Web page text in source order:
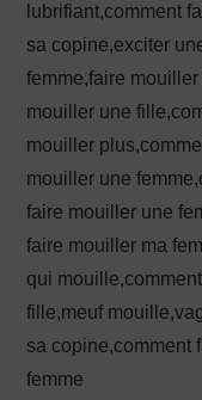
lubrifiant,comment
sa copine,exciter
femme,faire
mouiller une
mouiller
mouiller une
faire mouiller une
faire mouiller ma
qui
fille,meuf
sa copine,comment
femme